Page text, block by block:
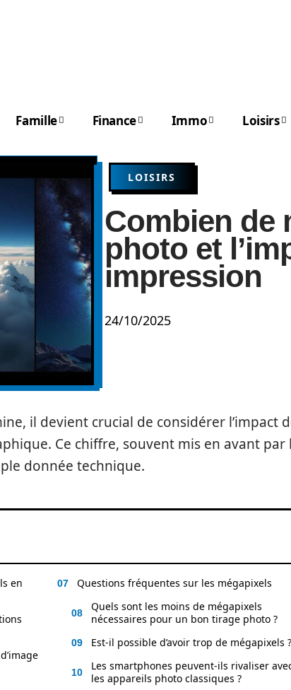
Famille Finance Immo Loisirs
LOISIRS
Combien de
photo et
impression
24/10/2025
il devient crucial de considérer l’impact
Ce chiffre, souvent mis en avant par
donnée technique.
en
Questions fréquentes sur les mégapixels
Quels sont les moins de mégapixels
nécessaires pour un bon tirage photo ?
Est-il possible d’avoir trop de mégapixels ?
Les smartphones peuvent-ils rivaliser
les appareils photo classiques ?